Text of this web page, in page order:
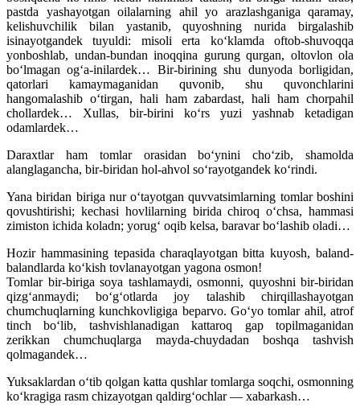
pastda yashayotgan oilalarning ahil yo arazlashganiga qaramay,
kelishuvchilik bilan yastanib, quyoshning nurida birgalashib
isinayotgandek tuyuldi: misoli erta ko‘klamda oftob-shuvoqqa
yonboshlab, undan-bundan inoqqina gurung qurgan, oltovlon ola
bo‘lmagan og‘a-inilardek… Bir-birining shu dunyoda borligidan,
qatorlari kamaymaganidan quvonib, shu quvonchlarini
hangomalashib o‘tirgan, hali ham zabardast, hali ham chorpahil
chollardek… Xullas, bir-birini ko‘rs yuzi yashnab ketadigan
odamlardek…
Daraxtlar ham tomlar orasidan bo‘ynini cho‘zib, shamolda
alanglagancha, bir-biridan hol-ahvol so‘rayotgandek ko‘rindi.
Yana biridan biriga nur o‘tayotgan quvvatsimlarning tomlar boshini
qovushtirishi; kechasi hovlilarning birida chiroq o‘chsa, hammasi
zimiston ichida koladn; yorug‘ oqib kelsa, baravar bo‘lashib oladi…
Hozir hammasining tepasida charaqlayotgan bitta kuyosh, baland-
balandlarda ko‘kish tovlanayotgan yagona osmon!
Tomlar bir-biriga soya tashlamaydi, osmonni, quyoshni bir-biridan
qizg‘anmaydi; bo‘g‘otlarda joy talashib chirqillashayotgan
chumchuqlarning kunchkovligiga beparvo. Go‘yo tomlar ahil, atrof
tinch bo‘lib, tashvishlanadigan kattaroq gap topilmaganidan
zerikkan chumchuqlarga mayda-chuydadan boshqa tashvish
qolmagandek…
Yuksaklardan o‘tib qolgan katta qushlar tomlarga soqchi, osmonning
ko‘kragiga rasm chizayotgan qaldirg‘ochlar — xabarkash…